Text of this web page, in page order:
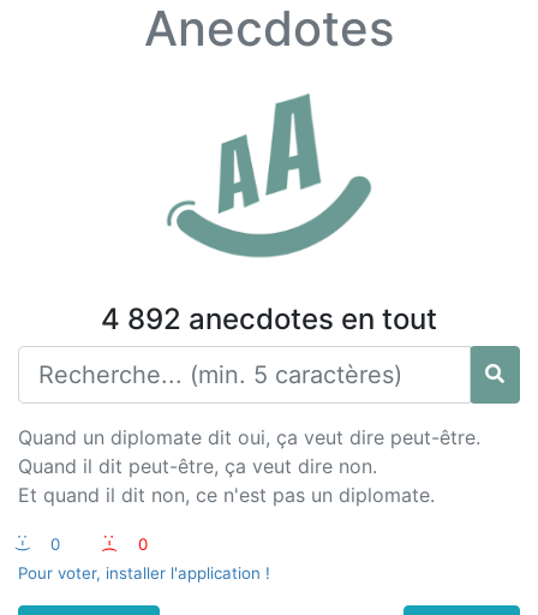
Anecdotes
4 892 anecdotes en tout
Quand un diplomate dit oui, ça veut dire peut-être.
Quand il dit peut-être, ça veut dire non.
Et quand il dit non, ce n'est pas un diplomate.
:-) 0 :-(
0
Pour voter, installer l'application !